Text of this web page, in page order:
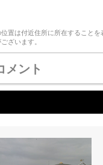
置は付近住所に所在することを
ざいます。
メント